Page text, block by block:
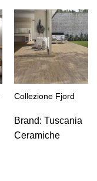
Collezione Fjord
Brand: Tuscania
Ceramiche